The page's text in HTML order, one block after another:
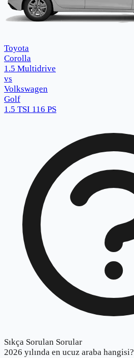
Toyota
Corolla
1.5 Multidrive
vs
Volkswagen
Golf
1.5 TSI 116 PS
Sıkça Sorulan Sorular
2026 yılında en ucuz araba hangisi?